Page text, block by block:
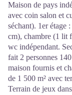
Maison de pays
avec coin salon et
séchant). 1er étage
cm), chambre (1 lit
wc indépendant.
fait 2 personnes
maison fournis et
de 1 500 m² avec
Terrain de jeux